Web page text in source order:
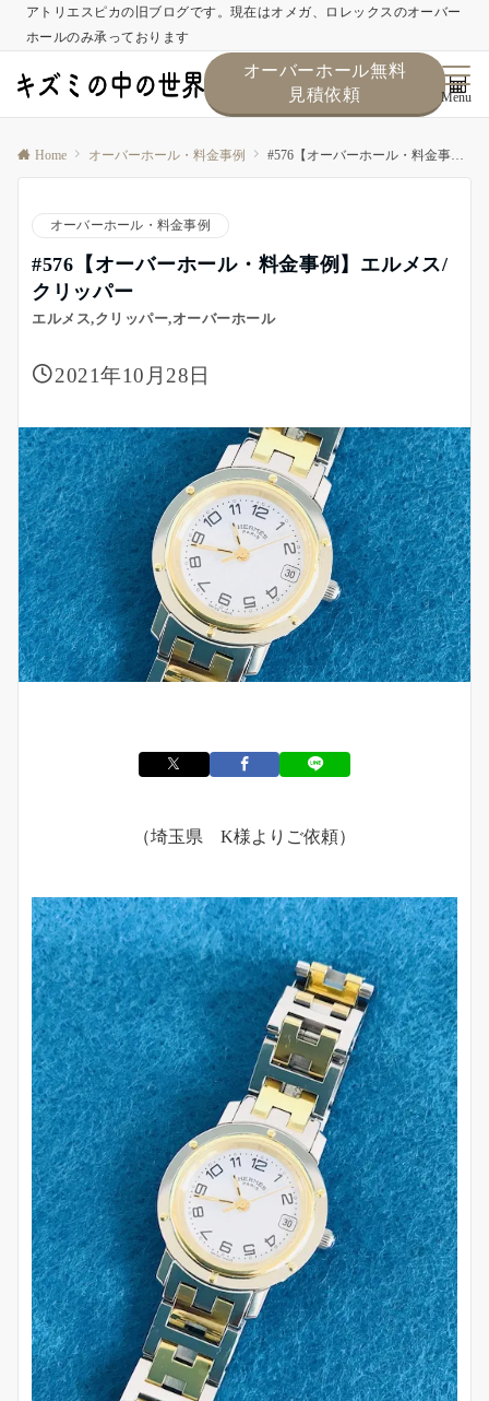
アトリエスピカの旧ブログです。現在はオメガ、ロレックスのオーバー
ホールのみ承っております
オーバーホール無料
見積依頼
Menu
Home オーバーホール・料金事例 #576【オーバーホール・料金事例】エルメス/クリッパー
オーバーホール・料金事例
#576【オーバーホール・料金事例】エルメス/
クリッパー
エルメス,クリッパー,オーバーホール
2021年10月28日
（埼玉県 K様よりご依頼）